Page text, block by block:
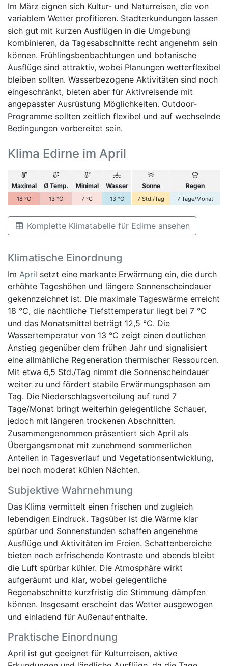
Im März eignen sich Kultur- und Naturreisen, die von
variablem Wetter profitieren. Stadterkundungen lassen
sich gut mit kurzen Ausflügen in die Umgebung
kombinieren, da Tagesabschnitte recht angenehm sein
können. Frühlingsbeobachtungen und botanische
Ausflüge sind attraktiv, wobei Planungen wetterflexibel
bleiben sollten. Wasserbezogene Aktivitäten sind noch
eingeschränkt, bieten aber für Aktivreisende mit
angepasster Ausrüstung Möglichkeiten. Outdoor-
Programme sollten zeitlich flexibel und auf wechselnde
Bedingungen vorbereitet sein.
Klima Edirne im April
Maximal Ø Temp. Minimal Wasser Sonne Regen
18 °C 13 °C 7 °C 13 °C 7 Std./Tag 7 Tage/Monat
Komplette Klimatabelle für Edirne ansehen
Klimatische Einordnung
Im April setzt eine markante Erwärmung ein, die durch
erhöhte Tageshöhen und längere Sonnenscheindauer
gekennzeichnet ist. Die maximale Tageswärme erreicht
18 °C, die nächtliche Tiefsttemperatur liegt bei 7 °C
und das Monatsmittel beträgt 12,5 °C. Die
Wassertemperatur von 13 °C zeigt einen deutlichen
Anstieg gegenüber dem frühen Jahr und signalisiert
eine allmähliche Regeneration thermischer Ressourcen.
Mit etwa 6,5 Std./Tag nimmt die Sonnenscheindauer
weiter zu und fördert stabile Erwärmungsphasen am
Tag. Die Niederschlagsverteilung auf rund 7
Tage/Monat bringt weiterhin gelegentliche Schauer,
jedoch mit längeren trockenen Abschnitten.
Zusammengenommen präsentiert sich April als
Übergangsmonat mit zunehmend sommerlichen
Anteilen in Tagesverlauf und Vegetationsentwicklung,
bei noch moderat kühlen Nächten.
Subjektive Wahrnehmung
Das Klima vermittelt einen frischen und zugleich
lebendigen Eindruck. Tagsüber ist die Wärme klar
spürbar und Sonnenstunden schaffen angenehme
Ausflüge und Aktivitäten im Freien. Schattenbereiche
bieten noch erfrischende Kontraste und abends bleibt
die Luft spürbar kühler. Die Atmosphäre wirkt
aufgeräumt und klar, wobei gelegentliche
Regenabschnitte kurzfristig die Stimmung dämpfen
können. Insgesamt erscheint das Wetter ausgewogen
und einladend für Außenaufenthalte.
Praktische Einordnung
April ist gut geeignet für Kulturreisen, aktive